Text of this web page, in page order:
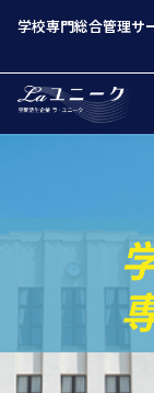
学校専門総合管理サ